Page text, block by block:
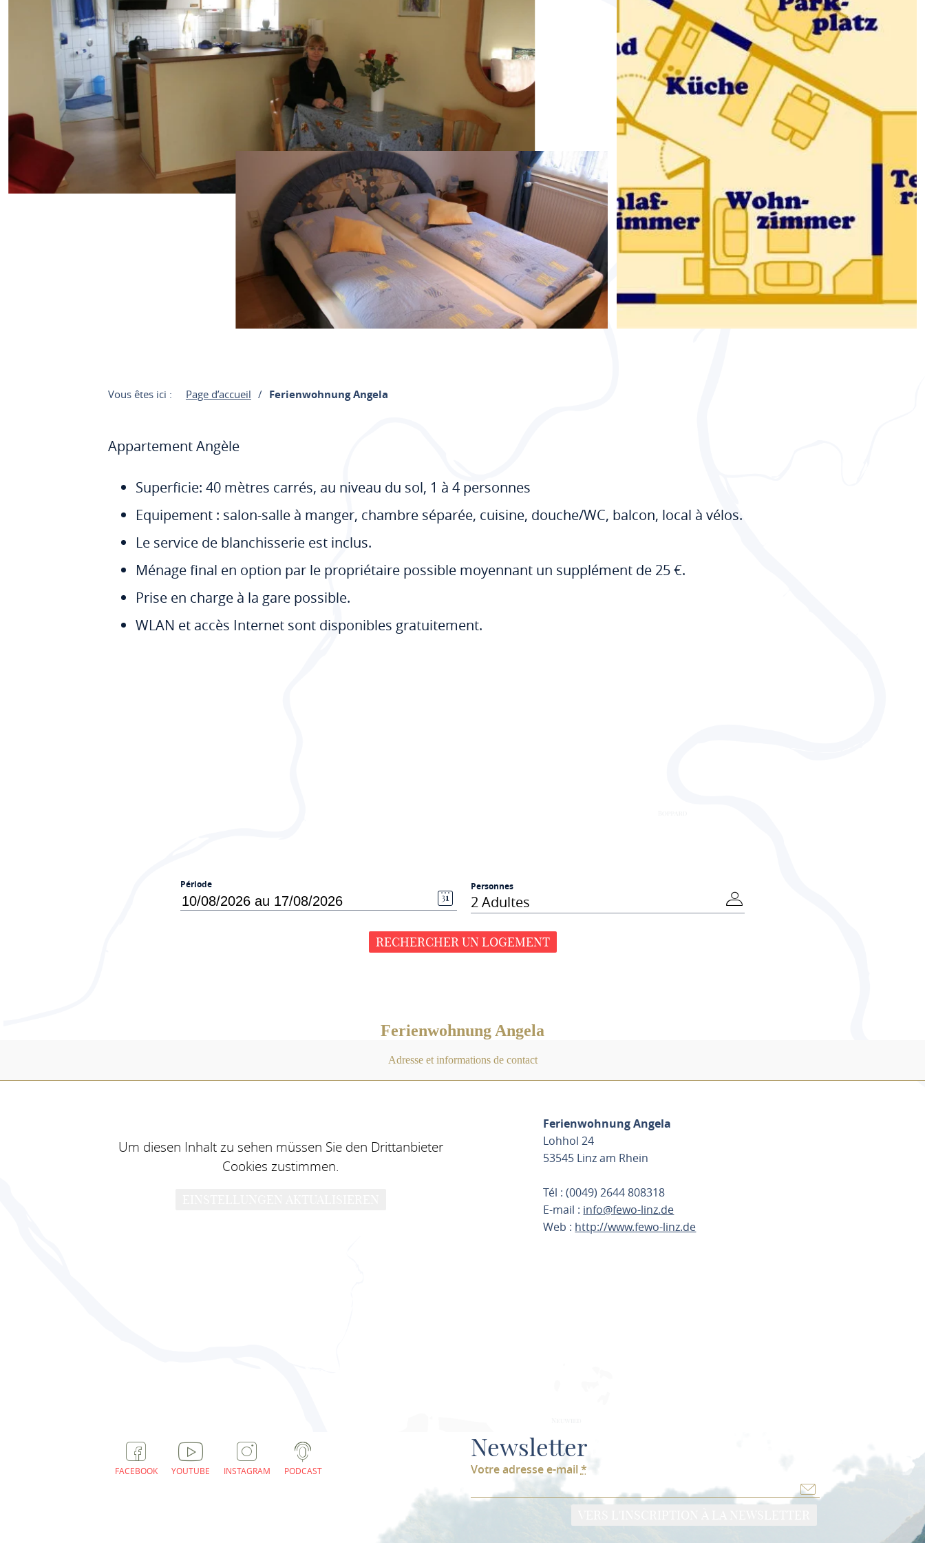
Vous êtes ici : Page d’accueil Ferienwohnung Angela
Appartement Angèle
Superficie: 40 mètres carrés, au niveau du sol, 1 à 4 personnes
Equipement : salon-salle à manger, chambre séparée, cuisine, douche/WC, balcon, local à vélos.
Le service de blanchisserie est inclus.
Ménage final en option par le propriétaire possible moyennant un supplément de 25 €.
Prise en charge à la gare possible.
WLAN et accès Internet sont disponibles gratuitement.
Période Personnes
2 Adultes
RECHERCHER UN LOGEMENT
Ferienwohnung Angela
Adresse et informations de contact
Um diesen Inhalt zu sehen müssen Sie den Drittanbieter
Cookies zustimmen.
Ferienwohnung Angela
Lohhol 24
53545 Linz am Rhein
Tél : (0049) 2644 808318
E-mail : info@fewo-linz.de
Web : http://www.fewo-linz.de
FACEBOOK YOUTUBE INSTAGRAM PODCAST
Newsletter
Votre adresse e-mail*